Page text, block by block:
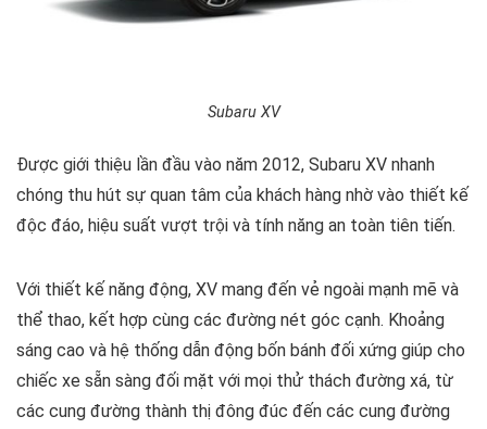
Subaru XV
Được giới thiệu lần đầu vào năm 2012, Subaru XV nhanh
chóng thu hút sự quan tâm của khách hàng nhờ vào thiết kế
độc đáo, hiệu suất vượt trội và tính năng an toàn tiên tiến.
Với thiết kế năng động, XV mang đến vẻ ngoài mạnh mẽ và
thể thao, kết hợp cùng các đường nét góc cạnh. Khoảng
sáng cao và hệ thống dẫn động bốn bánh đối xứng giúp cho
chiếc xe sẵn sàng đối mặt với mọi thử thách đường xá, từ
các cung đường thành thị đông đúc đến các cung đường